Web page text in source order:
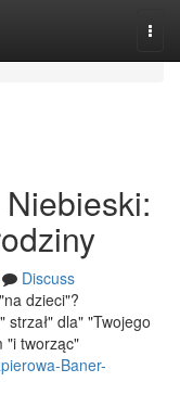
Discuss
dzieci"?
dla" "Twojego
"i tworząc"
Baner-